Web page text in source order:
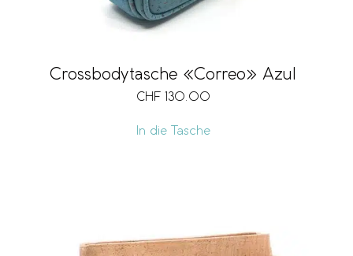
Crossbodytasche «Correo» Azul
CHF 130.00
In die Tasche